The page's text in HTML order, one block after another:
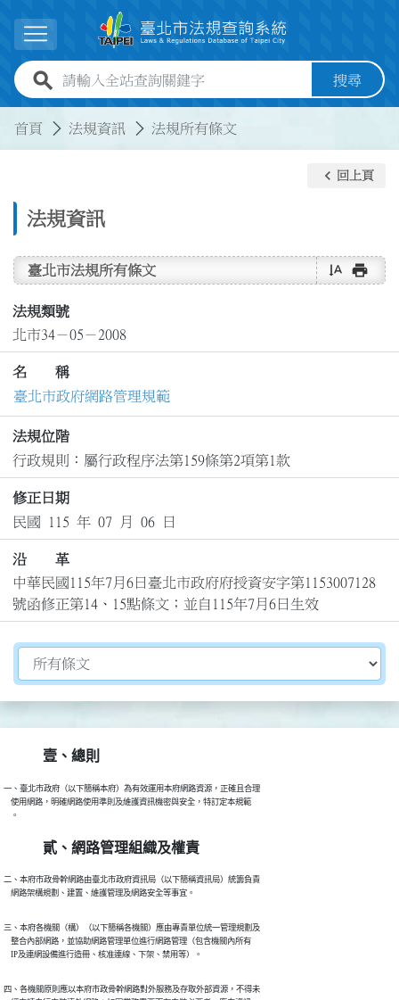
展開選單
全站查詢關鍵字欄位 搜尋
首頁 法規資訊 法規所有條文
法規資訊
keyboard_arrow_left 回上頁
臺北市法規所有條文 text_rotate_vertical print
法規類號
北市34－05－2008
名 稱
臺北市政府網路管理規範
法規位階
行政規則：屬行政程序法第159條第2項第1款
修正日期
民國 115 年 07 月 06 日
沿 革
中華民國115年7月6日臺北市政府府授資安字第1153007128
號函修正第14、15點條文；並自115年7月6日生效
切換選擇法規資訊內容
壹、總則
一、臺北市政府（以下簡稱本府）為有效運用本府網路資源，正確且合理
    使用網路，明確網路使用準則及維護資訊機密與安全，特訂定本規範
    。
貳、網路管理組織及權責
二、本府市政骨幹網路由臺北市政府資訊局（以下簡稱資訊局）統籌負責
    網路架構規劃、建置、維護管理及網路安全等事宜。
三、本府各機關（構）（以下簡稱各機關）應由專責單位統一管理規劃及
    整合內部網路，並協助網路管理單位進行網路管理（包含機關內所有
    IP及連網設備進行造冊、核准連線、下架、禁用等）。
四、各機關原則應以本府市政骨幹網路對外服務及存取外部資源，不得未